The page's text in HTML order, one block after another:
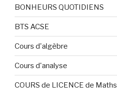
BONHEURS QUOTIDIENS
BTS ACSE
Cours d'algèbre
Cours d'analyse
COURS de LICENCE de Maths